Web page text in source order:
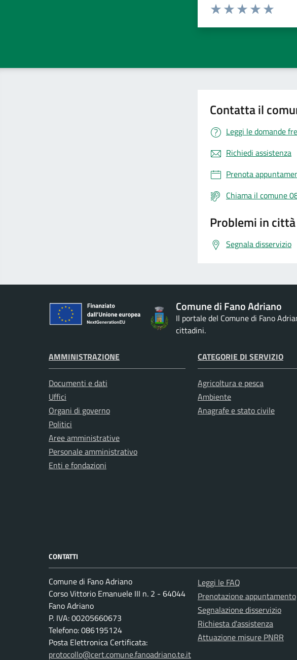
Valuta da 1 a 5 stelle la pagina
Contatta il
Leggi le domande
Richiedi assistenza
Prenota
Chiama il comune
Problemi in città
Segnala disservizio
Comune di Fano Adriano
Il portale del Comune di Fano
cittadini.
AMMINISTRAZIONE
Documenti e dati
Uffici
Organi di governo
Politici
Aree amministrative
Personale amministrativo
Enti e fondazioni
CATEGORIE DI SERVIZIO
Agricoltura e pesca
Ambiente
Anagrafe e stato civile
CONTATTI
Comune di Fano Adriano
Corso Vittorio Emanuele III n. 2 - 64044
Fano Adriano
P. IVA: 00205660673
Telefono: 086195124
Posta Elettronica Certificata:
protocollo@cert.comune.fanoadriano.te.it
Leggi le FAQ
Prenotazione appuntamento
Segnalazione disservizio
Richiesta d'assistenza
Attuazione misure PNRR